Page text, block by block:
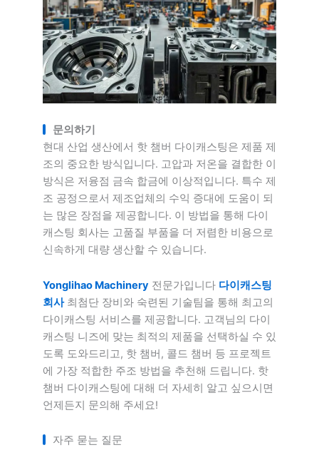
문의하기
현대 산업 생산에서 핫 챔버 다이캐스팅은 제품 제
조의 중요한 방식입니다. 고압과 저온을 결합한 이
방식은 저융점 금속 합금에 이상적입니다. 특수 제
조 공정으로서 제조업체의 수익 증대에 도움이 되
는 많은 장점을 제공합니다. 이 방법을 통해 다이
캐스팅 회사는 고품질 부품을 더 저렴한 비용으로
신속하게 대량 생산할 수 있습니다.
Yonglihao Machinery 전문가입니다 다이캐스팅
회사최첨단 장비와 숙련된 기술팀을 통해 최고의
다이캐스팅 서비스를 제공합니다. 고객님의 다이
캐스팅 니즈에 맞는 최적의 제품을 선택하실 수 있
도록 도와드리고, 핫 챔버, 콜드 챔버 등 프로젝트
에 가장 적합한 주조 방법을 추천해 드립니다. 핫
챔버 다이캐스팅에 대해 더 자세히 알고 싶으시면
언제든지 문의해 주세요!
자주 묻는 질문